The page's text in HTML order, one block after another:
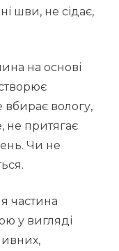
шви, не сідає,
на основі
вологу,
не притягає
Чи не
частина
у вигляді